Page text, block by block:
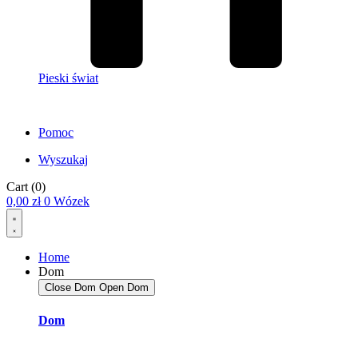
Pieski świat
Pomoc
Wyszukaj
Cart (0)
0,00 zł 0 Wózek
Home
Dom
Close Dom Open Dom
Dom